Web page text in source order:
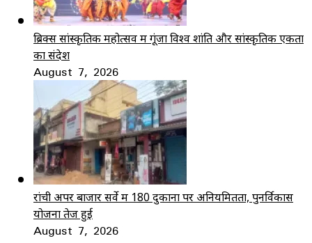
ब्रिक्स सांस्कृतिक महोत्सव में गूंजा विश्व शांति और सांस्कृतिक एकता
का संदेश
August 7, 2026
रांची अपर बाजार सर्वे में 180 दुकानों पर अनियमितता, पुनर्विकास
योजना तेज हुई
August 7, 2026